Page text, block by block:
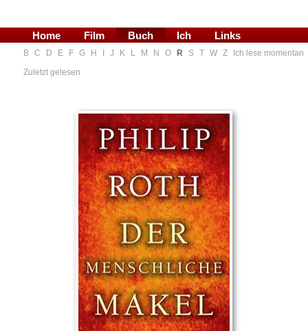
Home Film Buch Ich Links
B C D E F G H J K L M N O R S T W Z
Ich lese momentan
Zuletzt gelesen